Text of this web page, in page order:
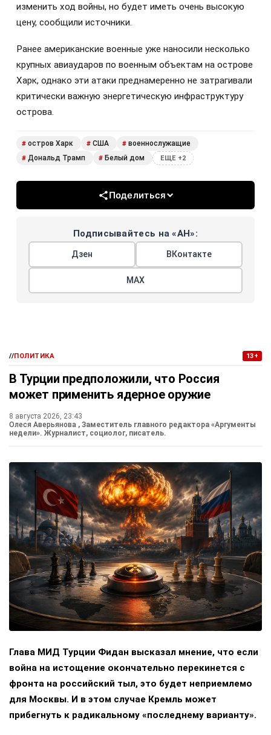
изменить ход войны, но будет иметь очень высокую
цену, сообщили источники.
Ранее американские военные уже наносили несколько
крупных авиаударов по военным объектам на острове
Харк, однако эти атаки преднамеренно не затрагивали
критически важную энергетическую инфраструктуру
острова.
# остров Харк # США # военнослужащие
# Дональд Трамп # Белый дом ЕЩЕ +2
Поделиться
Подписывайтесь на «АН»:
Дзен ВКонтакте
МАХ
//ПОЛИТИКА 13+
В Турции предположили, что Россия
может применить ядерное оружие
8 августа 2026, 23:43
Олеся Аверьянова , Заместитель главного редактора «Аргументы
недели». Журналист, социолог, писатель.
Глава МИД Турции Фидан высказал мнение, что если
война на истощение окончательно перекинется с
фронта на российский тыл, это будет неприемлемо
для Москвы. И в этом случае Кремль может
прибегнуть к радикальному «последнему варианту».